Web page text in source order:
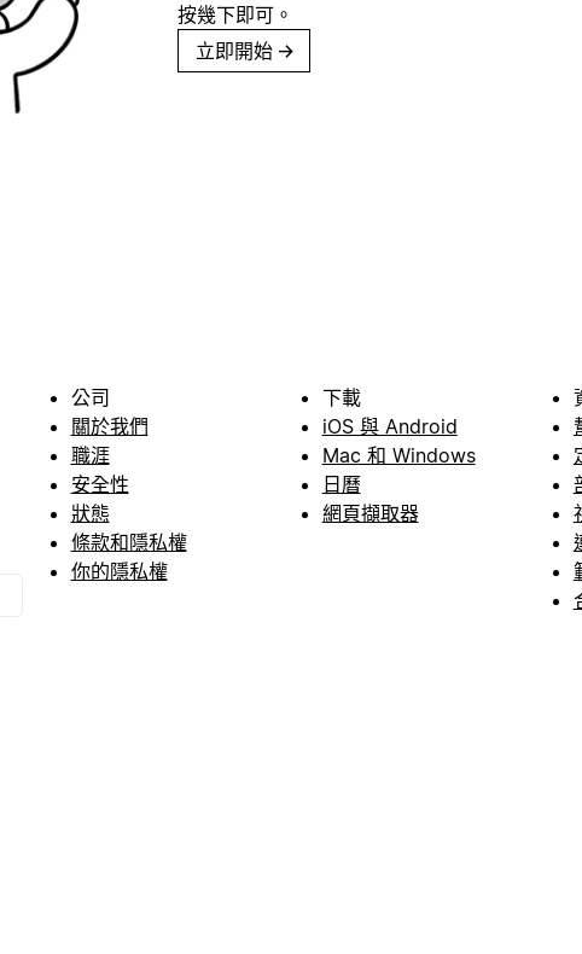
按幾下即可。
立即開始 →
公司
關於我們
職涯
安全性
狀態
條款和隱私權
你的隱私權
下載
iOS 與 Android
Mac 和 Windows
日曆
網頁擷取器